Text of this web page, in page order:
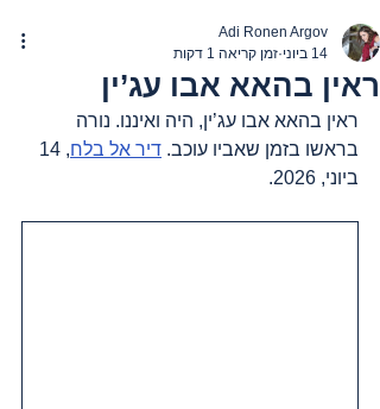
ראין בהאא אבו עג’ין
Adi Ronen Argov
14 ביוני
זמן קריאה 1 דקות
ראין בהאא אבו עג’ין, היה ואיננו. נורה
בראשו בזמן שאביו עוכב. דיר אל בלח, 14
ביוני, 2026.